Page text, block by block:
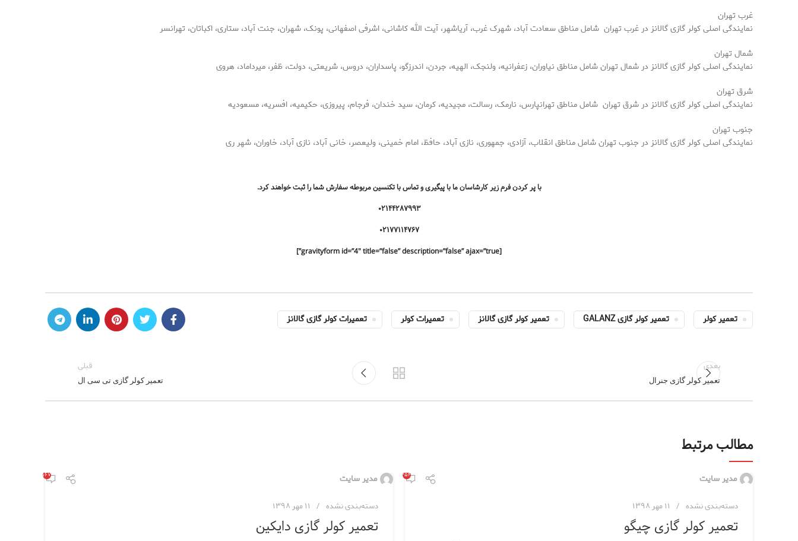
غرب تهران
نمایندگی اصلی کولر گازی گالانز در غرب تهران شامل مناطق سعادت آباد، شهرک غرب، آریاشهر، آیت الله کاشانی، اشرفی اصفهانی، پونک، شهران، جنت آباد، ستاری، اکباتان، تهرانسر
شمال تهران
نمایندگی اصلی کولر گازی گالانز در شمال تهران شامل مناطق نیاوران، زعفرانیه، ولنجک، الهیه، جردن، اندرزگو، پاسداران، دروس، شریعتی، دولت، ظفر، میرداماد، هروی
شرق تهران
نمایندگی اصلی کولر گازی گالانز در شرق تهران شامل مناطق تهرانپارس، نارمک، رسالت، مجیدیه، کرمان، سید خندان، فرجام، پیروزی، حکیمیه، افسریه، مسعودیه
جنوب تهران
نمایندگی اصلی کولر گازی گالانز در جنوب تهران شامل مناطق انقلاب، آزادی، جمهوری، نازی آباد، حافظ، امام خمینی، ولیعصر، خانی آباد، نازی آباد، خاوران، شهر ری
با پر کردن فرم زیر کارشاسان ما با پیگیری و تماس با تکنسین مربوطه سفارش شما را ثبت خواهند کرد.
۰۲۱۴۴۲۸۷۹۹۳
۰۲۱۷۷۱۱۴۷۶۷
[gravityform id=”4″ title=”false” description=”false” ajax=”true”]
تعمیر کولر تعمیر کولر گازی GALANZ تعمیر کولر گازی گالانز تعمیرات کولر تعمیرات کولر گازی گالانز
بعدی
تعمیر کولر گازی جنرال
قبلی
تعمیر کولر گازی تی سی ال
مطالب مرتبط
مدیر سایت ۲۵۴
دسته‌بندی نشده ۱۱ مهر ۱۳۹۸
تعمیر کولر گازی چیگو
مدیر سایت ۱,۵۶۷
دسته‌بندی نشده ۱۱ مهر ۱۳۹۸
تعمیر کولر گازی دایکین